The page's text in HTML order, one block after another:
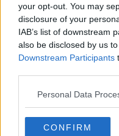
your opt-out. You may
disclosure of your
IAB’s list of downstream
also be disclosed by us
Downstream Participants
Personal Data
CONFIRM
MAGA! Kommer Trump
2026 nov + 2028?
2026-08-
Bryggeri som lovat
Trump vill ha
från USA (april 2026)
Svar av2006 2026-08-03